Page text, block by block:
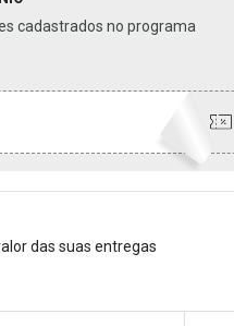
cadastrados no programa
o Frete
das suas entregas